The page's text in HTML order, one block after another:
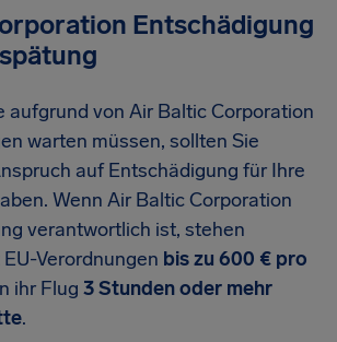
Entschädigung
aufgrund von Air Baltic Corporation
warten müssen, sollten Sie
auf Entschädigung für Ihre
Wenn Air Baltic Corporation
verantwortlich ist, stehen
Verordnungen bis zu 600 € pro
ihr Flug 3 Stunden oder mehr
.